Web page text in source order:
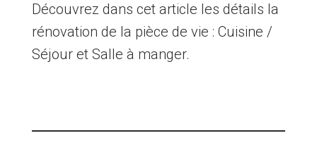
Découvrez dans cet article les détails la
rénovation de la pièce de vie : Cuisine /
Séjour et Salle à manger.